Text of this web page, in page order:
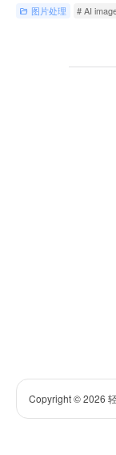
图片处理 # AI
Copyright © 2026